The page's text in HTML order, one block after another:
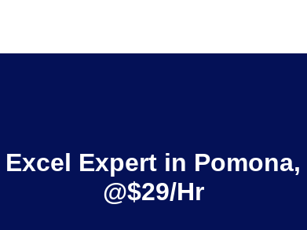
Excel Expert in Pomona,
@$29/Hr